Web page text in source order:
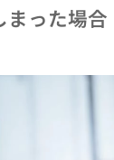
った場合